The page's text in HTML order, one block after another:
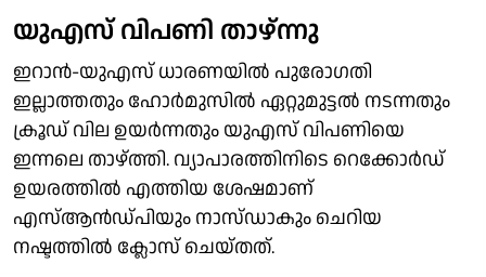
യുഎസ് വിപണി താഴ്ന്നു
ഇറാന്‍-യുഎസ് ധാരണയില്‍ പുരോഗതി
ഇല്ലാത്തതും ഹോര്‍മുസില്‍ ഏറ്റുമുട്ടല്‍ നടന്നതും
ക്രൂഡ് വില ഉയര്‍ന്നതും യുഎസ് വിപണിയെ
ഇന്നലെ താഴ്ത്തി. വ്യാപാരത്തിനിടെ റെക്കോര്‍ഡ്
ഉയരത്തില്‍ എത്തിയ ശേഷമാണ്
എസ്ആന്‍ഡ്പിയും നാസ്ഡാകും ചെറിയ
നഷ്ടത്തില്‍ ക്ലോസ് ചെയ്തത്.